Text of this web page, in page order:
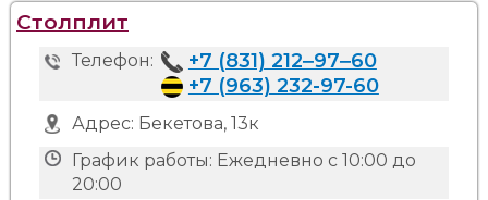
Столплит
Телефон:
+7 (831) 212‒97‒60
+7 (963) 232-97-60
Адрес: Бекетова, 13к
График работы: Ежедневно с 10:00 до
20:00